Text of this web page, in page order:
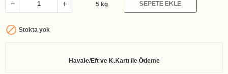
5 kg SEPETE EKLE
 Stokta yok